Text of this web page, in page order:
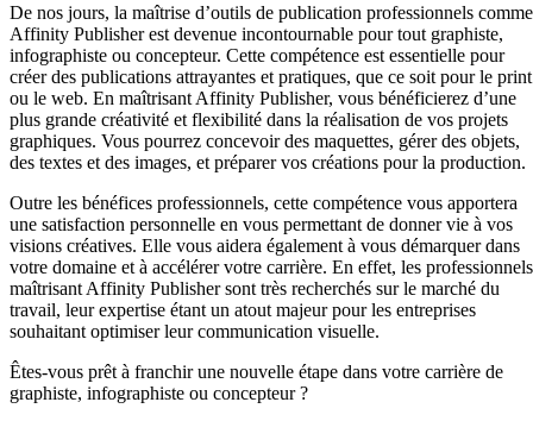
De nos jours, la maîtrise d’outils de publication professionnels comme
Affinity Publisher est devenue incontournable pour tout graphiste,
infographiste ou concepteur. Cette compétence est essentielle pour
créer des publications attrayantes et pratiques, que ce soit pour le print
ou le web. En maîtrisant Affinity Publisher, vous bénéficierez d’une
plus grande créativité et flexibilité dans la réalisation de vos projets
graphiques. Vous pourrez concevoir des maquettes, gérer des objets,
des textes et des images, et préparer vos créations pour la production.
Outre les bénéfices professionnels, cette compétence vous apportera
une satisfaction personnelle en vous permettant de donner vie à vos
visions créatives. Elle vous aidera également à vous démarquer dans
votre domaine et à accélérer votre carrière. En effet, les professionnels
maîtrisant Affinity Publisher sont très recherchés sur le marché du
travail, leur expertise étant un atout majeur pour les entreprises
souhaitant optimiser leur communication visuelle.
Êtes-vous prêt à franchir une nouvelle étape dans votre carrière de
graphiste, infographiste ou concepteur ?